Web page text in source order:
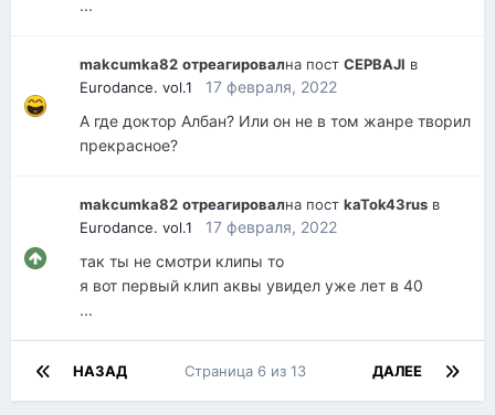
...
makcumka82 отреагировална пост CEPBAJl в
Eurodance. vol.1
17 февраля, 2022
А где доктор Албан? Или он не в том жанре творил
прекрасное?
makcumka82 отреагировална пост kaTok43rus в
Eurodance. vol.1
17 февраля, 2022
так ты не смотри клипы то
я вот первый клип аквы увидел уже лет в 40
...
НАЗАД ДАЛЕЕ
Страница 6 из 13